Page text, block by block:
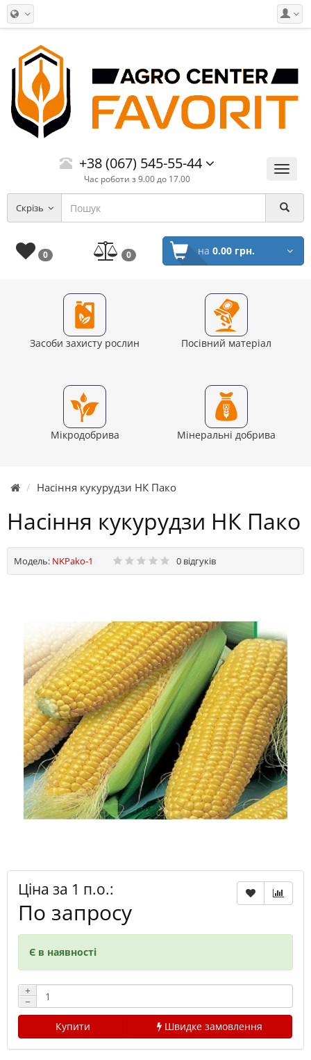
Меню
+38 (067) 545-55-44
Час роботи з 9.00 до 17.00
Скрізь
0 0 на 0.00 грн.
Засоби захисту рослин Посівний матеріал
Мікродобрива Мінеральні добрива
Насіння кукурудзи НК Пако
Насіння кукурудзи НК Пако
Модель: NKPako-1 0 відгуків
Ціна за 1 п.о.:
По запросу
Є в наявності
+
−
Купити
Швидке замовлення